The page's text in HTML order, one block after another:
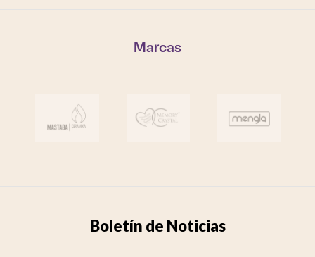
Marcas
Boletín de Noticias